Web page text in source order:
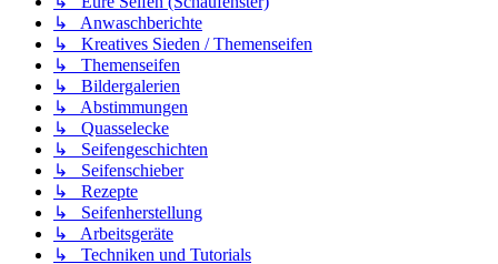
↳ Anwaschberichte
↳ Kreatives Sieden / Themenseifen
↳ Themenseifen
↳ Bildergalerien
↳ Abstimmungen
↳ Quasselecke
↳ Seifengeschichten
↳ Seifenschieber
↳ Rezepte
↳ Seifenherstellung
↳ Arbeitsgeräte
↳ Techniken und Tutorials